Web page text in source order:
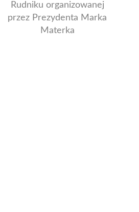
Rudniku organizowanej
przez Prezydenta Marka
Materka